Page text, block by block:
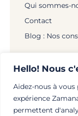
Hello! Nous
Aidez-nous à
expérience
permettent
Qui sommes-
Contact
Blog : Nos
© Zamana
Mentions